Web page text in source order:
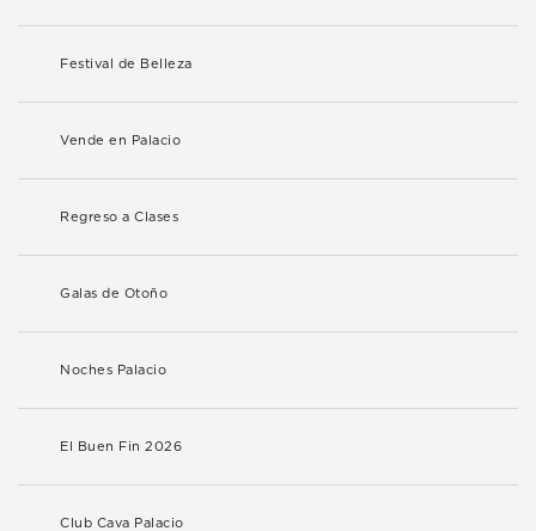
Festival de Belleza
Vende en Palacio
Regreso a Clases
Galas de Otoño
Noches Palacio
El Buen Fin 2026
Club Cava Palacio